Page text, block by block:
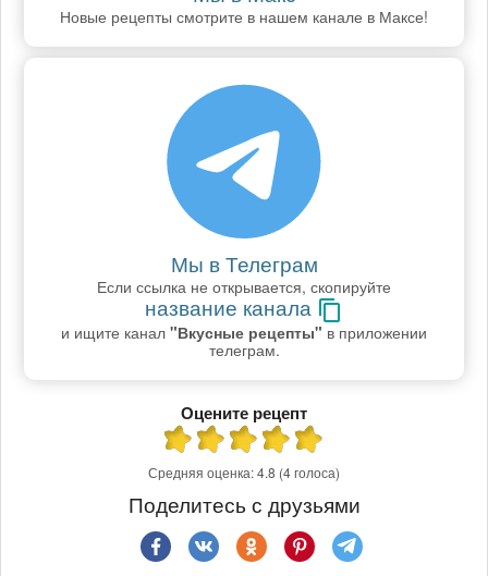
Новые рецепты смотрите в нашем канале в Максе!
Мы в Телеграм
Если ссылка не открывается, скопируйте
название канала
и ищите канал "Вкусные рецепты" в приложении
телеграм.
Оцените рецепт
Средняя оценка:4.8 (4 голоса)
Поделитесь с друзьями